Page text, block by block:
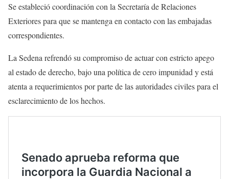
Se estableció coordinación con la Secretaría de Relaciones
Exteriores para que se mantenga en contacto con las embajadas
correspondientes.
La Sedena refrendó su compromiso de actuar con estricto apego
al estado de derecho, bajo una política de cero impunidad y está
atenta a requerimientos por parte de las autoridades civiles para el
esclarecimiento de los hechos.